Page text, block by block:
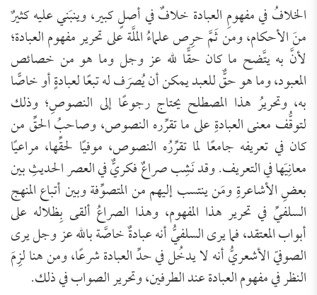
الخلافُ في مفهومِ العبادة خلافٌ في أصلٍ كبير، وينبَني عليه كثيرٌ
منَ الأحكام، ومن ثَمَّ حرِص علماءُ الملَّة على تحرير مفهوم العبادة؛
لأنَّ به يتَّضح ما كان حقًّا لله عز وجل وما هو من خصائص
المعبود، وما هو حقٌّ للعبد يمكن أن يُصرَف له تبعًا لعبادةٍ أو خاصًّا
به، وتحريرُ هذا المصطلح يحتاج رجوعًا إلى النصوصِ؛ وذلك
لتوقُّف معنى العبادةِ على ما تقرِّره النصوص، وصاحبُ الحقِّ من
كان في تعريفه جامعًا لما تقرِّرُه النصوص، موفيًا لحقِّها، مراعيًا
معانِيَها في التعريف. وقد نَشِب صراعٌ فكريٌّ في العصر الحديثِ بين
بعضِ الأشاعرةِ ومَن ينتسب إليهم من المتصوِّفة وبين أتباع المنهج
السلفيِّ في تحرير هذا المفهوم، وهذا الصراعُ ألقى بِظلاله على
أبواب المعتقد، فما يرى السلفيُّ أنه عبادةٌ خاصَّة بالله عز وجل يرى
الصوفيّ الأشعريُّ أنه لا يدخُل في حدِّ العبادة شرعًا، ومن هنا لزِمَ
النظر في مفهوم العبادة عند الطرفين، وتحرير الصواب في ذلك.